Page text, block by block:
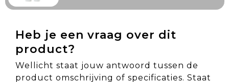
Heb je een vraag over dit
product?
Wellicht staat jouw antwoord tussen de
product omschrijving of specificaties. Staat